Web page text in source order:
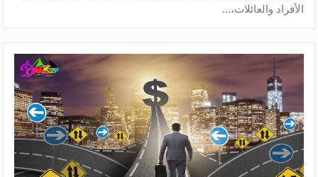
الأفراد والعائلات،...